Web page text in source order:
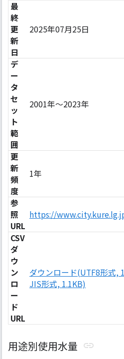
最
終
更
新
日
2025年07月25日
デ
ー
タ
セ
ッ
ト
範
囲
2001年〜2023年
更
新
頻
度
1年
参
照
URL
https://
CSV
ダ
ウ
ン
ロ
ー
ド
URL
ダウンロード(UTF8形式,
JIS形式, 1.1KB)
用途別使用水量